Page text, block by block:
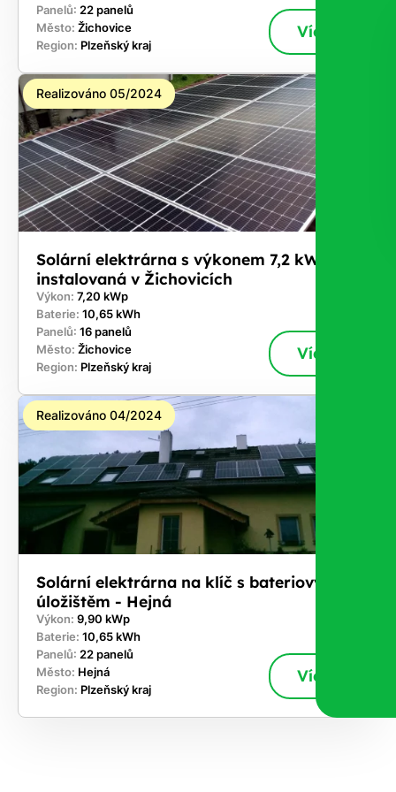
Panelů: 22 panelů
Město: Žichovice
Region: Plzeňský kraj
Více
Realizováno 05/2024
Solární elektrárna s výkonem 7,2 kWp
instalovaná v Žichovicích
Výkon: 7,20 kWp
Baterie: 10,65 kWh
Panelů: 16 panelů
Město: Žichovice
Region: Plzeňský kraj
Více
Realizováno 04/2024
Solární elektrárna na klíč s bateriovým
úložištěm - Hejná
Výkon: 9,90 kWp
Baterie: 10,65 kWh
Panelů: 22 panelů
Město: Hejná
Region: Plzeňský kraj
Více